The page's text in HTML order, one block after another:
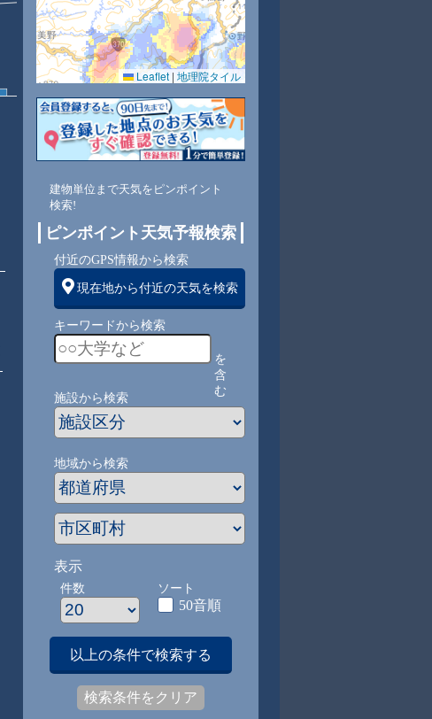
62 61 59 58
Leaflet | 地理院タイル
建物単位まで天気をピンポイント
検索!
ピンポイント天気予報検索
付近のGPS情報から検索
現在地から付近の天気を検索
キーワードから検索
を
含
む
施設から検索
地域から検索
表示
件数 ソート
50音順
以上の条件で検索する
検索条件をクリア